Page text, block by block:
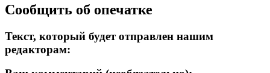
Сообщить об опечатке
Текст, который будет отправлен нашим
редакторам: